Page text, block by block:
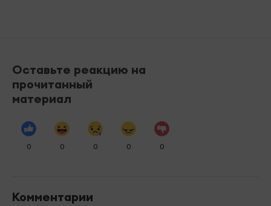
Оставьте реакцию на
прочитанный
материал
0 0 0 0 0
Комментарии